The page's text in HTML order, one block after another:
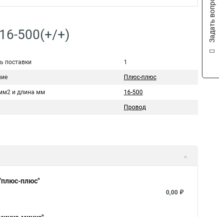
500(+/+)
поставки 1
Плюс-плюс
и длина мм 16-500
Провод
плюс"
0,00 ₽
Задать вопрос